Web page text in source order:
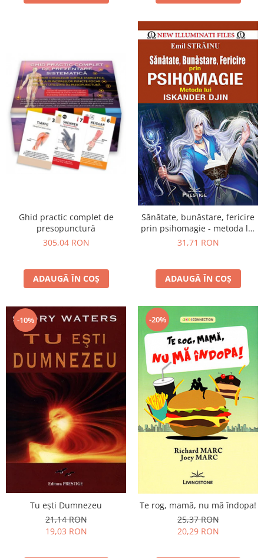
Ghid practic complet de
presopunctură
305,04 RON
ADAUGĂ ÎN COȘ
Sănătate, bunăstare, fericire
prin psihomagie - metoda lui
Iskander Djin
31,71 RON
ADAUGĂ ÎN COȘ
-10%
Tu eşti Dumnezeu
21,14 RON
19,03 RON
-20%
Te rog, mamă, nu mă îndopa!
25,37 RON
20,29 RON